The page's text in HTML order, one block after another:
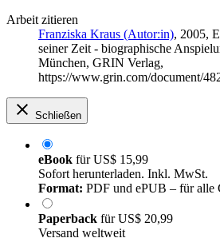
Arbeit zitieren
Franziska Kraus (Autor:in), 2005,
seiner Zeit - biographische
München, GRIN Verlag,
https://www.grin.com/document/
Schließen
eBook fürUS$ 15,99
Sofort herunterladen. Inkl. MwSt.
Format: PDF und ePUB – für alle
Paperback fürUS$ 20,99
Versand weltweit